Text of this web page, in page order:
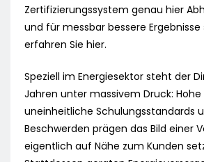
Zertifizierungssystem genau hier
und für messbar bessere Ergebnisse
erfahren Sie hier.
Speziell im Energiesektor steht der
Jahren unter massivem Druck:
uneinheitliche Schulungsstandards
Beschwerden prägen das Bild einer
eigentlich auf Nähe zum Kunden